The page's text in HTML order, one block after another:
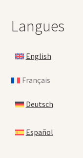
Langues
English
Français
Deutsch
Español